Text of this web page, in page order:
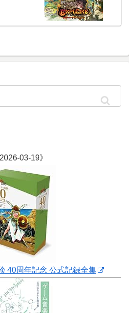
2026-03-19》
40周年記念 公式記録全集